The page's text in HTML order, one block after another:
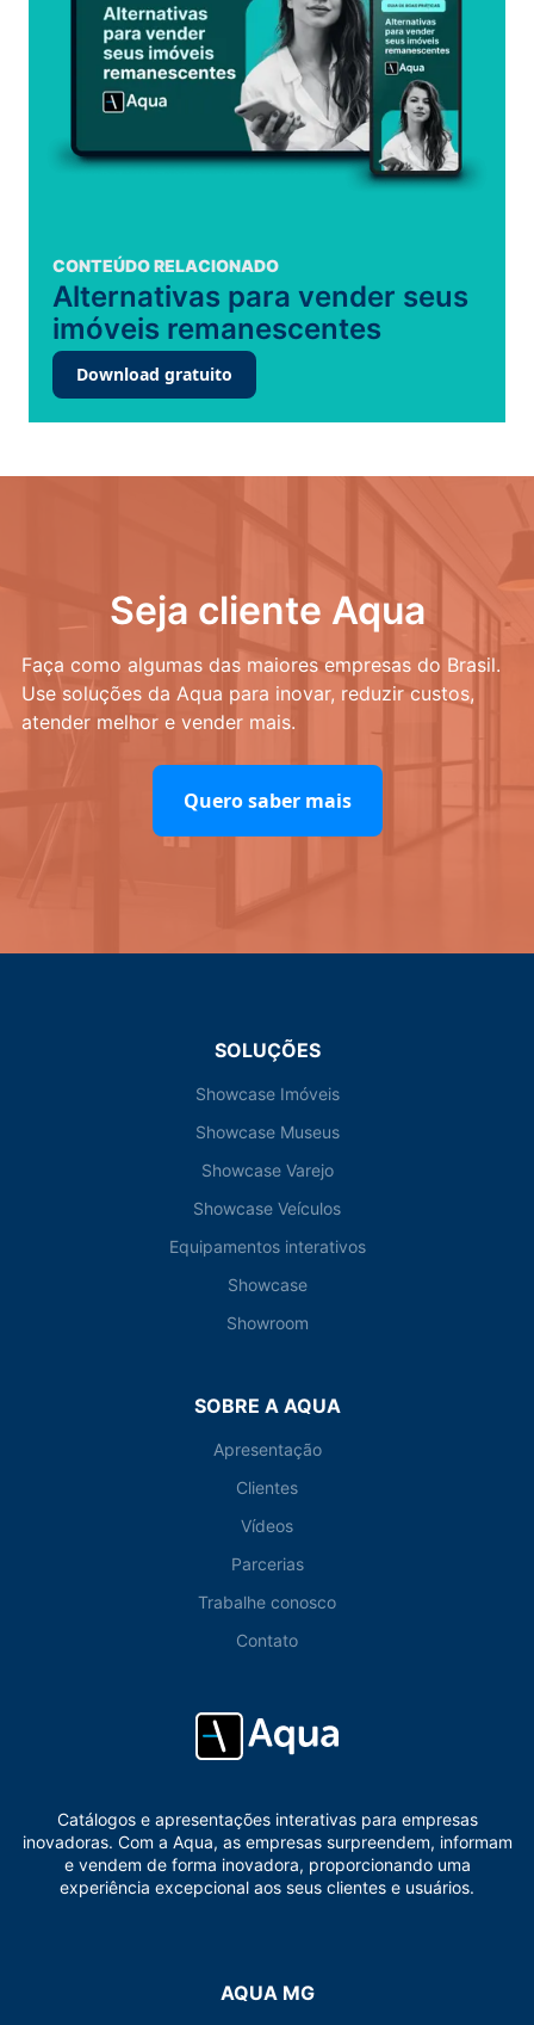
CONTEÚDO RELACIONADO
Alternativas para vender seus
imóveis remanescentes
Download gratuito
Seja cliente Aqua
Faça como algumas das maiores empresas do Brasil.
Use soluções da Aqua para inovar, reduzir custos,
atender melhor e vender mais.
Quero saber mais
SOLUÇÕES
Showcase Imóveis
Showcase Museus
Showcase Varejo
Showcase Veículos
Equipamentos interativos
Showcase
Showroom
SOBRE A AQUA
Apresentação
Clientes
Vídeos
Parcerias
Trabalhe conosco
Contato
Catálogos e apresentações interativas para empresas
inovadoras. Com a Aqua, as empresas surpreendem, informam
e vendem de forma inovadora, proporcionando uma
experiência excepcional aos seus clientes e usuários.
AQUA MG